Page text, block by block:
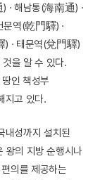
· 해남통(海南通) ·
역(乾門驛) ·
) · 태문역(兌門驛)
을 알 수 있다.
인 책성부
지고 있다.
내성까지 설치된
왕의 지방 순행시나
의를 제공하는